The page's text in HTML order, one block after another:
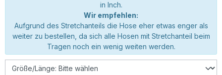
in Inch.
Wir empfehlen:
Aufgrund des Stretchanteils die Hose eher etwas enger als
weiter zu bestellen, da sich alle Hosen mit Stretchanteil beim
Tragen noch ein wenig weiten werden.